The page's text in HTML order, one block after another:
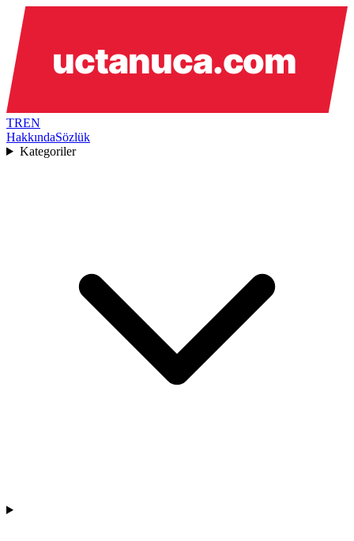
TREN
HakkındaSözlük
Kategoriler